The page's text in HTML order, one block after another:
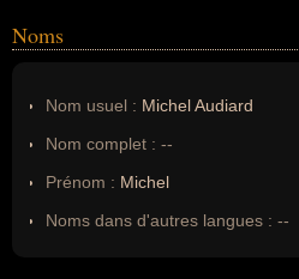
Noms
Nom usuel : Michel Audiard
Nom complet : --
Prénom : Michel
Noms dans d'autres langues : --